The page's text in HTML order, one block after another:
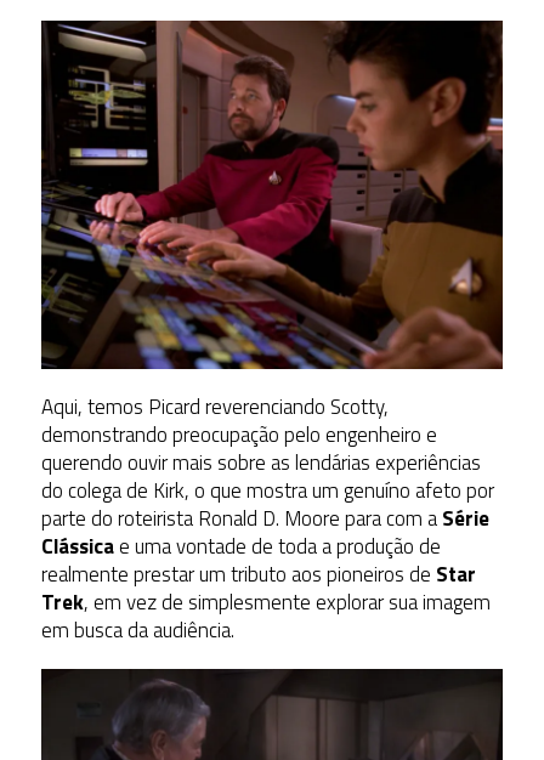
Aqui, temos Picard reverenciando Scotty,
demonstrando preocupação pelo engenheiro e
querendo ouvir mais sobre as lendárias experiências
do colega de Kirk, o que mostra um genuíno afeto por
parte do roteirista Ronald D. Moore para com aSérie
Clássicae uma vontade de toda a produção de
realmente prestar um tributo aos pioneiros de Star
Trek, em vez de simplesmente explorar sua imagem
em busca da audiência.